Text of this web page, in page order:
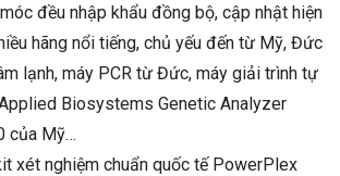
đều nhập khẩu đồng bộ, cập nhật hiện
hãng nổi tiếng, chủ yếu đến từ Mỹ, Đức
lạnh, máy PCR từ Đức, máy giải trình tự
Biosystems Genetic Analyzer
của Mỹ…
xét nghiệm chuẩn quốc tế PowerPlex